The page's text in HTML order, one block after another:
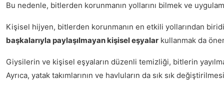
Bu nedenle, bitlerden korunmanın yollarını bilmek ve
Kişisel hijyen, bitlerden korunmanın en etkili yollarından
başkalarıyla paylaşılmayan kişisel eşyalar kullanmak da
Giysilerin ve kişisel eşyaların düzenli temizliği, bitlerin
Ayrıca, yatak takımlarının ve havluların da sık sık